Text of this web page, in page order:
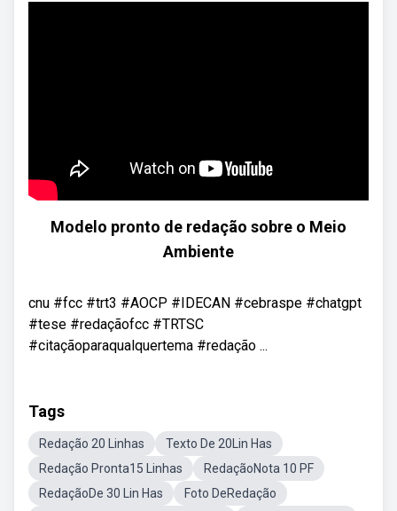
Modelo pronto de redação sobre o Meio
Ambiente
cnu #fcc #trt3 #AOCP #IDECAN #cebraspe #chatgpt
#tese #redaçãofcc #TRTSC
#citaçãoparaqualquertema #redação ...
Tags
Redação 20 Linhas
Texto De 20Lin Has
Redação Pronta15 Linhas
RedaçãoNota 10 PF
RedaçãoDe 30 Lin Has
Foto DeRedação